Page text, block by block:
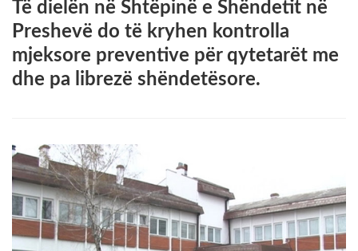
Të dielën në Shtëpinë e Shëndetit në
Preshevë do të kryhen kontrolla
mjeksore preventive për qytetarët me
dhe pa librezë shëndetësore.